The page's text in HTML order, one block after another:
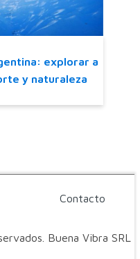
explorar a
y naturaleza
Buena Vibra SRL
Contacto